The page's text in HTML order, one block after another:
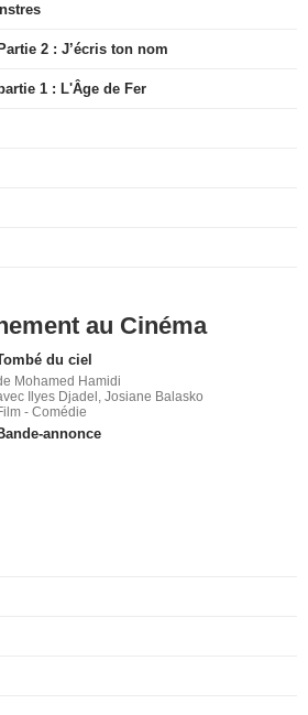
2 : J’écris ton nom
1 : L'Âge de Fer
au Cinéma
du ciel
Mohamed Hamidi
Ilyes Djadel, Josiane Balasko
- Comédie
annonce